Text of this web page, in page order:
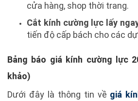
cửa hàng, shop thời trang.
Cắt kính cường lực lấy
tiến độ cấp bách cho các
Bảng báo giá kính cường lực
khảo)
Dưới đây là thông tin về giá